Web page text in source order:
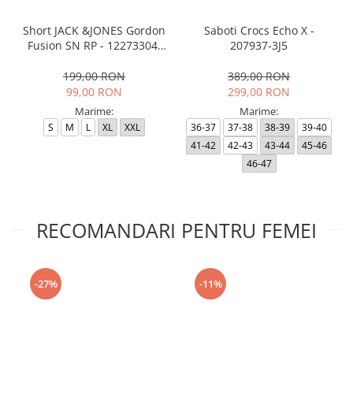
Short JACK &JONES Gordon
Fusion SN RP - 12273304-
199,00 RON
99,00 RON
Marime:
S M L XL XXL
Saboti Crocs Echo X -
207937-3J5
389,00 RON
299,00 RON
Marime:
36-37 37-38 38-39
39-40
41-42
42-43 43-44
45-46
46-47
RECOMANDARI PENTRU FEMEI
-27% -11%